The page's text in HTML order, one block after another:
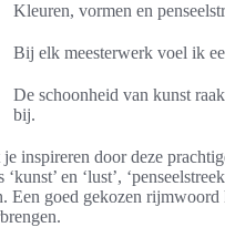
Kleuren, vormen en
Bij elk meesterwerk voel ik
De schoonheid van kunst
bij.
je inspireren door deze
‘kunst’ en ‘lust’,
Een goed gekozen